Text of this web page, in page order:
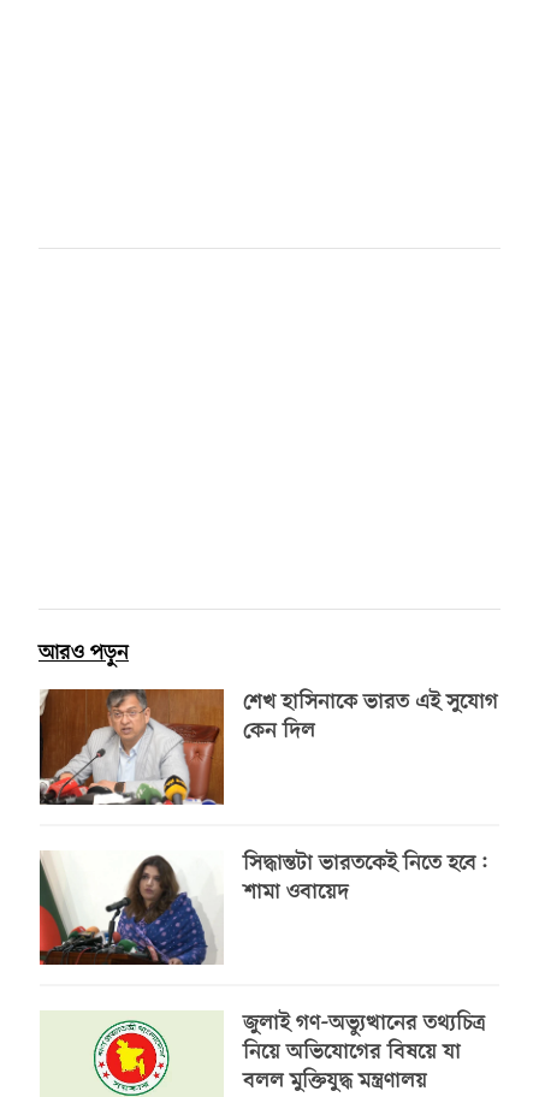
আরও পড়ুন
শেখ হাসিনাকে ভারত এই সুযোগ
কেন দিল
সিদ্ধান্তটা ভারতকেই নিতে হবে:
শামা ওবায়েদ
জুলাই গণ-অভ্যুত্থানের তথ্যচিত্র
নিয়ে অভিযোগের বিষয়ে যা
বলল মুক্তিযুদ্ধ মন্ত্রণালয়